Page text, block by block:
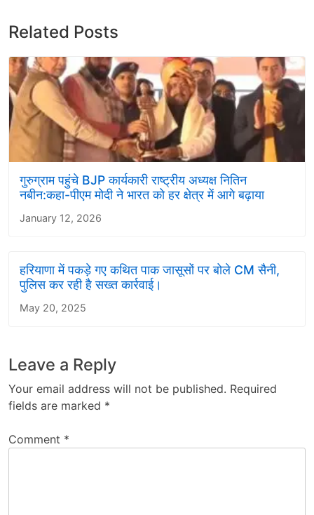
Related Posts
गुरुग्राम पहुंचे BJP कार्यकारी राष्ट्रीय अध्यक्ष नितिन
नबीन:कहा-पीएम मोदी ने भारत को हर क्षेत्र में आगे बढ़ाया
January 12, 2026
हरियाणा में पकड़े गए कथित पाक जासूसों पर बोले CM सैनी,
पुलिस कर रही है सख्त कार्रवाई।
May 20, 2025
Leave a Reply
Your email address will not be published. Required
fields are marked *
Comment *